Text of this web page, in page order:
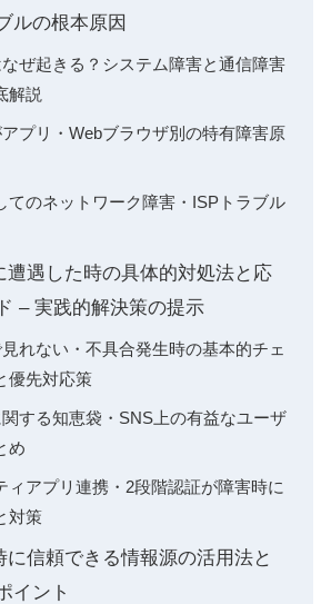
ルの根本原因
ぜ起きる？システム障害と通信障害
解説
プリ・Webブラウザ別の特有障害原
てのネットワーク障害・ISPトラブル
遭遇した時の具体的対処法と応
– 実践的解決策の提示
れない・不具合発生時の基本的チェ
優先対応策
する知恵袋・SNS上の有益なユーザ
め
ィアプリ連携・2段階認証が障害時に
対策
に信頼できる情報源の活用法と
イント